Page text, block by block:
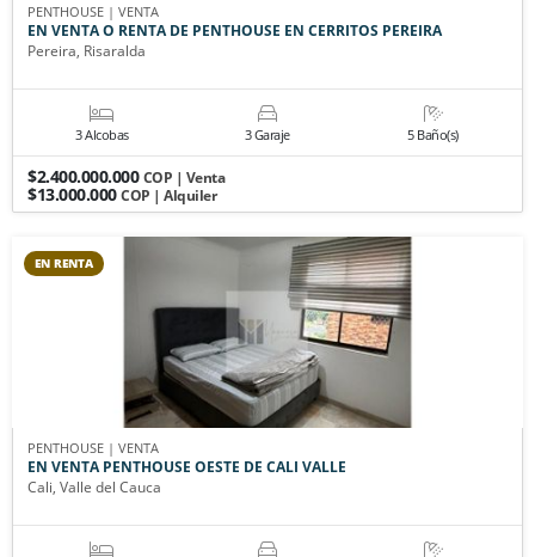
PENTHOUSE | VENTA
EN VENTA O RENTA DE PENTHOUSE EN CERRITOS PEREIRA
Pereira, Risaralda
3 Alcobas 3 Garaje 5 Baño(s)
$2.400.000.000COP | Venta
$13.000.000COP | Alquiler
EN RENTA
PENTHOUSE | VENTA
EN VENTA PENTHOUSE OESTE DE CALI VALLE
Cali, Valle del Cauca